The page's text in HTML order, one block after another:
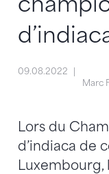
09.08.2022
Marc
Lors du
d’indiaca de
Luxembourg,